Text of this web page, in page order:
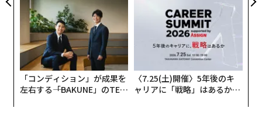
「お得意さま機能」は、同一生産者の商品を3回購入し
てレビュー投稿し、さらに生産者をフォローすると「お
得意さま」に認定される、という機能です。「お得意さ
ま」に認定されると生産者さんから感謝のメッセージを
受け取れたり、限定商品を購入できたりします。
これらの事業の根底にあるのは、農業をはじめとする一
次産業を盛り上げていきたい、という思いです。消費者
と生産者とのあいだに直接的なつながりが生まれること
「コンディション」が成果を
左右する――「BAKUNE」のTEN
〈7.25(土)開催〉5年後のキ
ャリアに「戦略」はあるか。